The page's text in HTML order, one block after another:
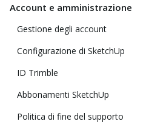
Account e amministrazione
Gestione degli account
Configurazione di SketchUp
ID Trimble
Abbonamenti SketchUp
Politica di fine del supporto